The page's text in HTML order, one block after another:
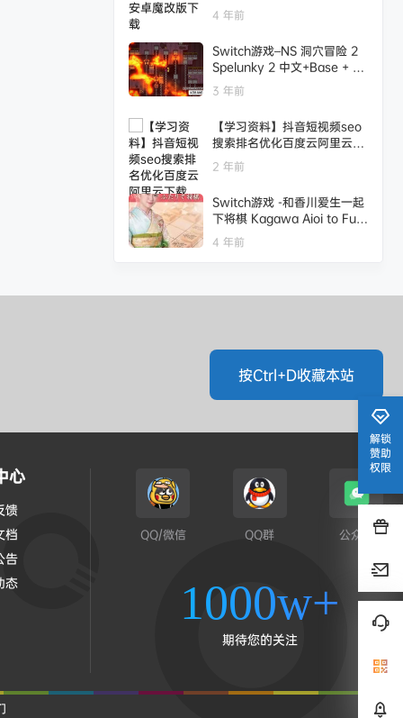
4 年前
Switch游戏–NS 洞穴冒险 2
Spelunky 2 中文+Base + v
1.22.6[NSP],百度云下载
3 年前
【学习资料】抖音短视频seo
搜索排名优化百度云阿里云下
载
2 年前
Switch游戏 -和香川爱生一起
下将棋 Kagawa Aioi to Futa
ri de Shogi-百度网盘下载
4 年前
解锁
赞助
权限
按Ctrl+D收藏本站
心
馈
档
告
态
QQ/微信 QQ群 公众号
1000w+
期待您的关注